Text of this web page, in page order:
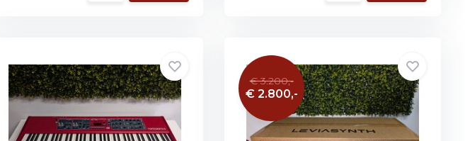
€ 3.200,-
€ 2.800,-